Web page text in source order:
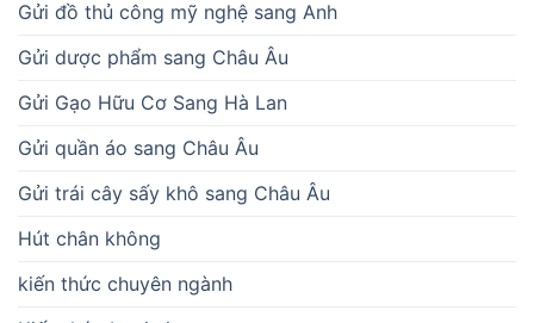
Gửi đồ thủ công mỹ nghệ sang Anh
Gửi dược phẩm sang Châu Âu
Gửi Gạo Hữu Cơ Sang Hà Lan
Gửi quần áo sang Châu Âu
Gửi trái cây sấy khô sang Châu Âu
Hút chân không
kiến thức chuyên ngành